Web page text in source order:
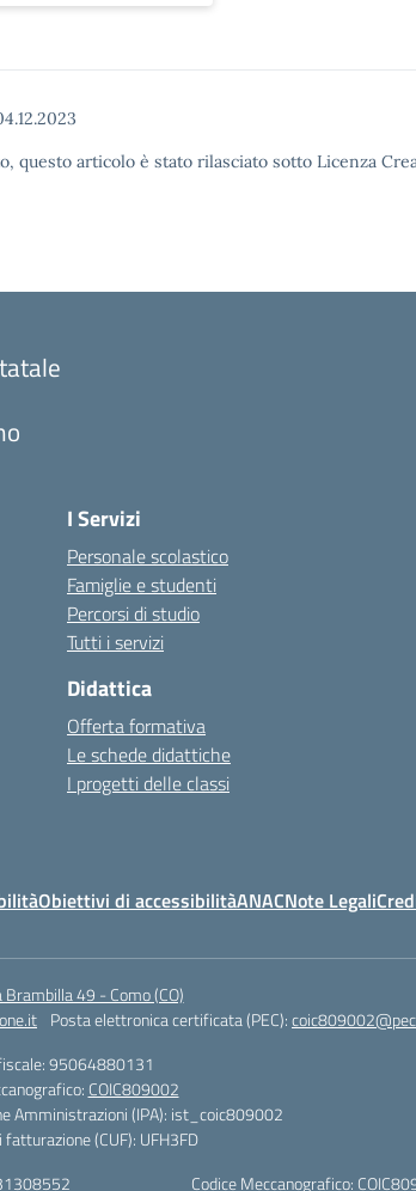
questo articolo è stato rilasciato sotto Licenza
I Servizi
Personale scolastico
Famiglie e studenti
Percorsi di studio
Tutti i servizi
Didattica
Offerta formativa
Le schede didattiche
I progetti delle classi
Obiettivi di accessibilitàANACNote Legali
Brambilla 49 - Como (CO)
Posta elettronica certificata (PEC):
95064880131
COIC809002
Amministrazioni (IPA): ist_coic809002
fatturazione (CUF): UFH3FD
Codice Meccanografico: